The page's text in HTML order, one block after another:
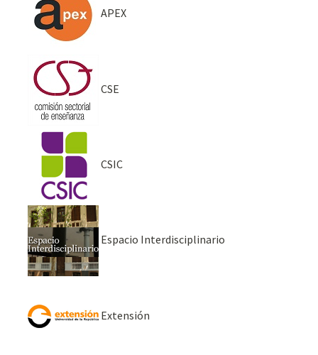
APEX
CSE
CSIC
Espacio Interdisciplinario
Extensión